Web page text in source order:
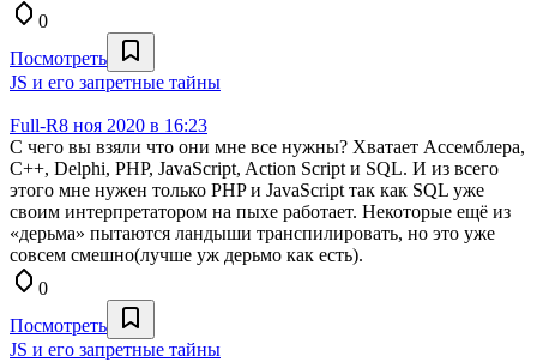
0
Посмотреть
JS и его запретные тайны
Full-R8 ноя 2020 в 16:23
С чего вы взяли что они мне все нужны? Хватает Ассемблера,
C++, Delphi, PHP, JavaScript, Action Script и SQL. И из всего
этого мне нужен только PHP и JavaScript так как SQL уже
своим интерпретатором на пыхе работает. Некоторые ещё из
«дерьма» пытаются ландыши транспилировать, но это уже
совсем смешно(лучше уж дерьмо как есть).
0
Посмотреть
JS и его запретные тайны